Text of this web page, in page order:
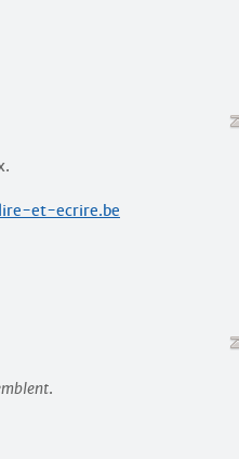
et-ecrire.be
.